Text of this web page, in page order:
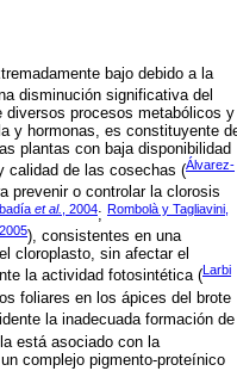
bajo debido a la
disminución significativa del
diversos procesos metabólicos y
y hormonas, es constituyente
plantas con baja disponibilidad
calidad de las cosechas (Álvarez-
prevenir o controlar la clorosis
et al. , 2004; Rombolà y Tagliavini,
), consistentes en una
cloroplasto, sin afectar el
la actividad fotosintética (Larbi
foliares en los ápices del brote
la inadecuada formación de
está asociado con la
complejo pigmento-proteínico